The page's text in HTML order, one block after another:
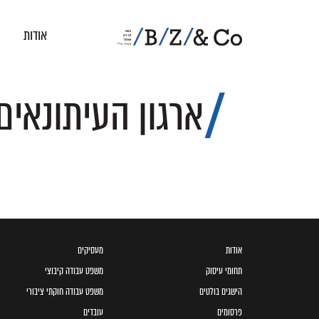
אודות
ארגון
אודות
תחומי עיסוק
הישגים בולטים
פרסומים
מעסיקים
משפט עבודה קיבוצי
משפט עבודה חוקתי ציבורי
עובדים